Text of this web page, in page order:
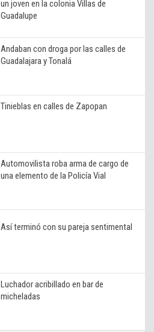
un joven en la colonia Villas de
Guadalupe
Andaban con droga por las calles de
Guadalajara y Tonalá
Tinieblas en calles de Zapopan
Automovilista roba arma de cargo de
una elemento de la Policía Vial
Así terminó con su pareja sentimental
Luchador acribillado en bar de
micheladas